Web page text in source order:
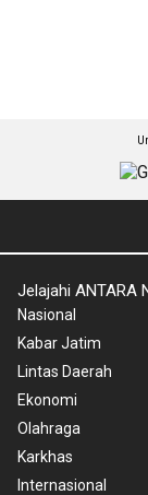
Jelajahi ANTARA
Nasional
Kabar Jatim
Lintas Daerah
Ekonomi
Olahraga
Karkhas
Internasional